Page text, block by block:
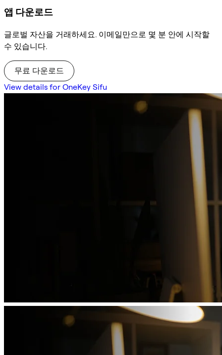
앱 다운로드
글로벌 자산을 거래하세요. 이메일만으로 몇 분 안에 시작할
수 있습니다.
무료 다운로드
View details for OneKey Sifu